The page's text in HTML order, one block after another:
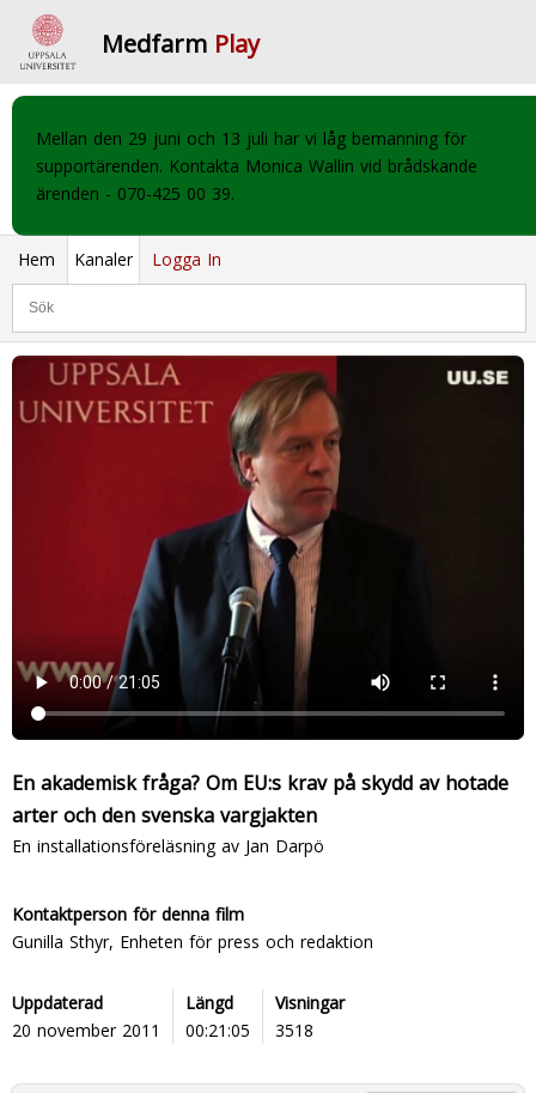
Medfarm Play
Mellan den 29 juni och 13 juli har vi låg bemanning för
supportärenden. Kontakta Monica Wallin vid brådskande
ärenden - 070-425 00 39.
Hem Kanaler Logga In
En akademisk fråga? Om EU:s krav på skydd av hotade
arter och den svenska vargjakten
En installationsföreläsning av Jan Darpö
Kontaktperson för denna film
Gunilla Sthyr, Enheten för press och redaktion
Uppdaterad
20 november 2011
Längd
00:21:05
Visningar
3518